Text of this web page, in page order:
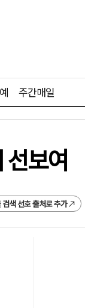
주간매일
선보여
검색 선호 출처로 추가